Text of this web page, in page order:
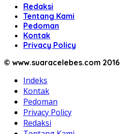
Redaksi
Tentang Kami
Pedoman
Kontak
Privacy Policy
© www.suaracelebes.com 2016
Indeks
Kontak
Pedoman
Privacy Policy
Redaksi